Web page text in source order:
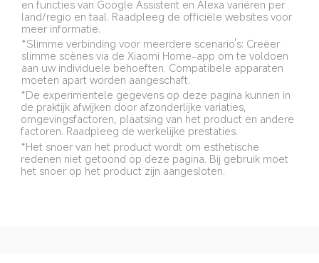
en functies van Google Assistent en Alexa variëren per
land/regio en taal. Raadpleeg de officiële websites voor
meer informatie.
*Slimme verbinding voor meerdere scenario's: Creëer
slimme scènes via de Xiaomi Home-app om te voldoen
aan uw individuele behoeften. Compatibele apparaten
moeten apart worden aangeschaft.
*De experimentele gegevens op deze pagina kunnen in
de praktijk afwijken door afzonderlijke variaties,
omgevingsfactoren, plaatsing van het product en andere
factoren. Raadpleeg de werkelijke prestaties.
*Het snoer van het product wordt om esthetische
redenen niet getoond op deze pagina. Bij gebruik moet
het snoer op het product zijn aangesloten.